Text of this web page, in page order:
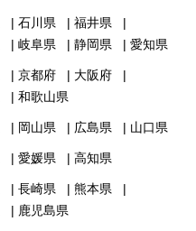
石川県
福井県
岐阜県 静岡県 愛知県
京都府
大阪府
和歌山県
岡山県 広島県 山口県
愛媛県 高知県
長崎県
熊本県
鹿児島県